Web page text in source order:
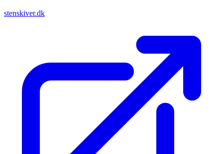
stenskiver.dk